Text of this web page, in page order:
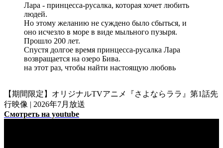
Лара - принцесса-русалка, которая хочет любить
людей.
Но этому желанию не суждено было сбыться, и
оно исчезло в море в виде мыльного пузыря.
Прошло 200 лет.
Спустя долгое время принцесса-русалка Лара
возвращается на озеро Бива.
на этот раз, чтобы найти настоящую любовь
【期間限定】オリジナルTVアニメ『さよならララ』第1話先
行映像 | 2026年7月放送
Смотреть на youtube